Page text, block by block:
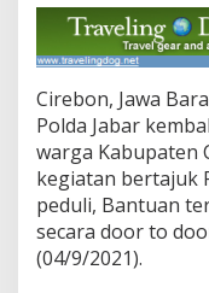
r
g
a
l
u
A
r
e
a
Cirebon, Jawa
Polda Jabar
warga Kabupaten
kegiatan bertajuk
peduli, Bantuan
secara door to
(04/9/2021).